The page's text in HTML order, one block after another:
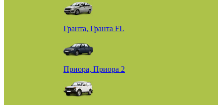
Гранта, Гранта FL
Приора, Приора 2